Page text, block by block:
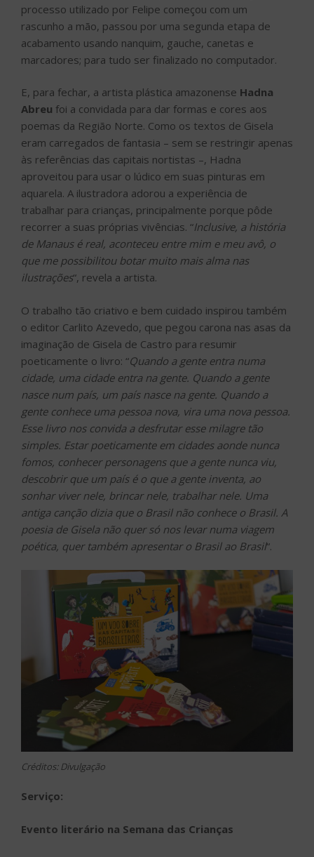
processo utilizado por Felipe começou com um
rascunho a mão, passou por uma segunda etapa de
acabamento usando nanquim, gauche, canetas e
marcadores; para tudo ser finalizado no computador.
E, para fechar, a artista plástica amazonense Hadna
Abreu foi a convidada para dar formas e cores aos
poemas da Região Norte. Como os textos de Gisela
eram carregados de fantasia – sem se restringir apenas
às referências das capitais nortistas –, Hadna
aproveitou para usar o lúdico em suas pinturas em
aquarela. A ilustradora adorou a experiência de
trabalhar para crianças, principalmente porque pôde
recorrer a suas próprias vivências. “Inclusive, a história
de Manaus é real, aconteceu entre mim e meu avô, o
que me possibilitou botar muito mais alma nas
ilustrações“, revela a artista.
O trabalho tão criativo e bem cuidado inspirou também
o editor Carlito Azevedo, que pegou carona nas asas da
imaginação de Gisela de Castro para resumir
poeticamente o livro: “Quando a gente entra numa
cidade, uma cidade entra na gente. Quando a gente
nasce num país, um país nasce na gente. Quando a
gente conhece uma pessoa nova, vira uma nova pessoa.
Esse livro nos convida a desfrutar esse milagre tão
simples. Estar poeticamente em cidades aonde nunca
fomos, conhecer personagens que a gente nunca viu,
descobrir que um país é o que a gente inventa, ao
sonhar viver nele, brincar nele, trabalhar nele. Uma
antiga canção dizia que o Brasil não conhece o Brasil. A
poesia de Gisela não quer só nos levar numa viagem
poética, quer também apresentar o Brasil ao Brasil“.
Créditos: Divulgação
Serviço:
Evento literário na Semana das Crianças